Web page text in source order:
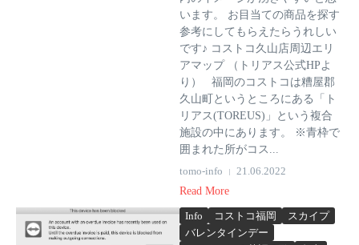
います。 お目当ての商品を探す
参考にしてもらえたらうれしい
です♪ コストコ久山店周辺エリ
アマップ （トリアス公式HPよ
り） 福岡のコストコは糟屋郡
久山町というところにある「ト
リアス(TOREUS)」という複合
施設の中にあります。 ※青枠で
囲まれた所がコス...
tomo-info
21.06.2022
Read More
Info コストコ福岡
スカイプ
バレンタインデー